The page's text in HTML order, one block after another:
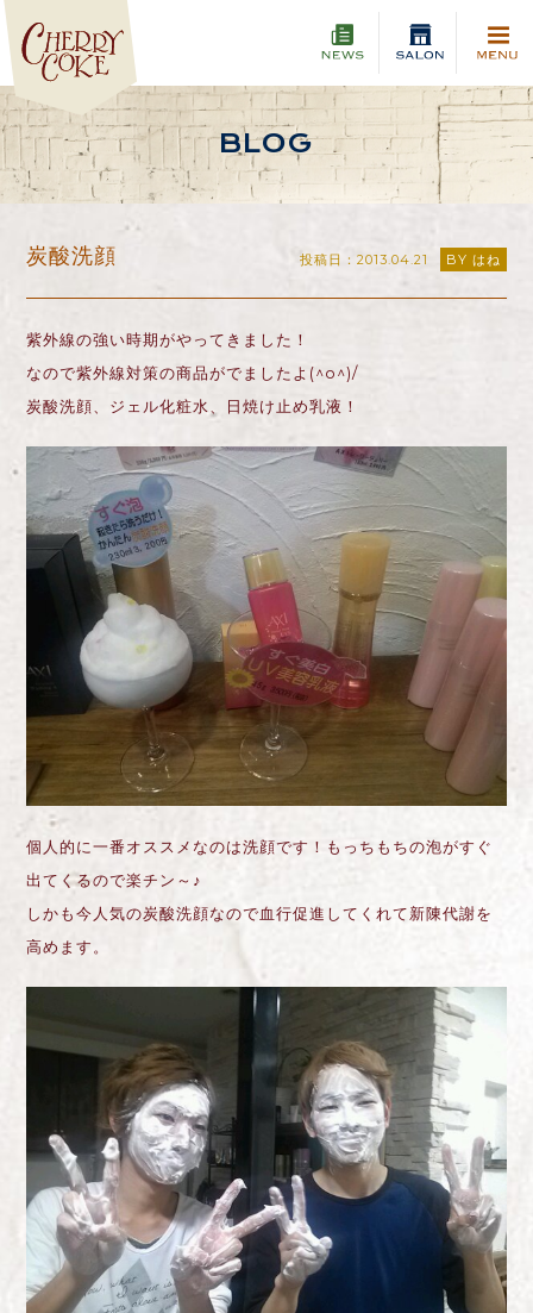
BLOG
炭酸洗顔 投稿日：2013.04.21 BY はね
紫外線の強い時期がやってきました！
なので紫外線対策の商品がでましたよ(^o^)/
炭酸洗顔、ジェル化粧水、日焼け止め乳液！
個人的に一番オススメなのは洗顔です！もっちもちの泡がすぐ
出てくるので楽チン～♪
しかも今人気の炭酸洗顔なので血行促進してくれて新陳代謝を
高めます。